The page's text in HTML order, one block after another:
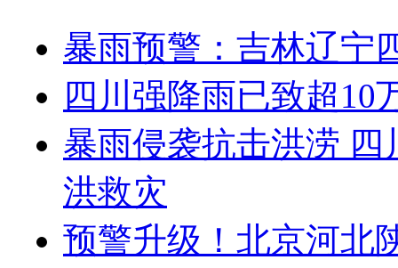
暴雨预警：吉林辽宁
四川强降雨已致超10
暴雨侵袭抗击洪涝
洪救灾
预警升级！北京河北